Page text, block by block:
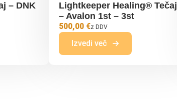
– DNK
Lightkeeper Healing® Tečaj
– Avalon 1st – 3st
500,00 €z DDV
Izvedi več